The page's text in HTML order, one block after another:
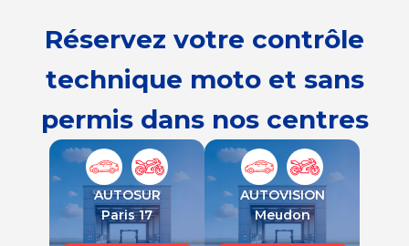
Réservez votre contrôle
technique moto et sans
permis dans nos centres
AUTOSUR
Paris 17
AUTOVISION
Meudon